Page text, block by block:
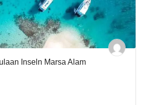
Inseln Marsa Alam